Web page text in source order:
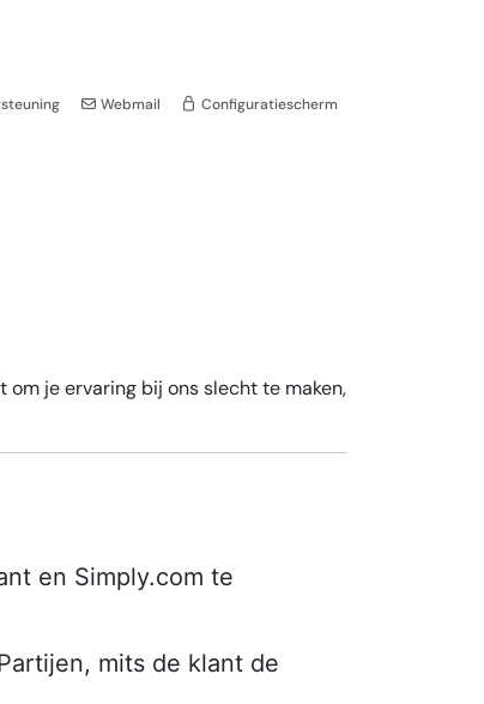
Webmail Configuratiescherm
om je ervaring bij ons slecht te maken,
en Simply.com te
mits de klant de